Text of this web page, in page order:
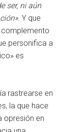
ser, ni aún
. Y que
personifica a
es
rastrearse en
la que hace
opresión en